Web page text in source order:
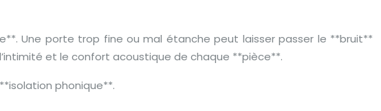
Une porte trop fine ou mal étanche peut laisser passer le **bruit**
et le confort acoustique de chaque **pièce**.
phonique**.